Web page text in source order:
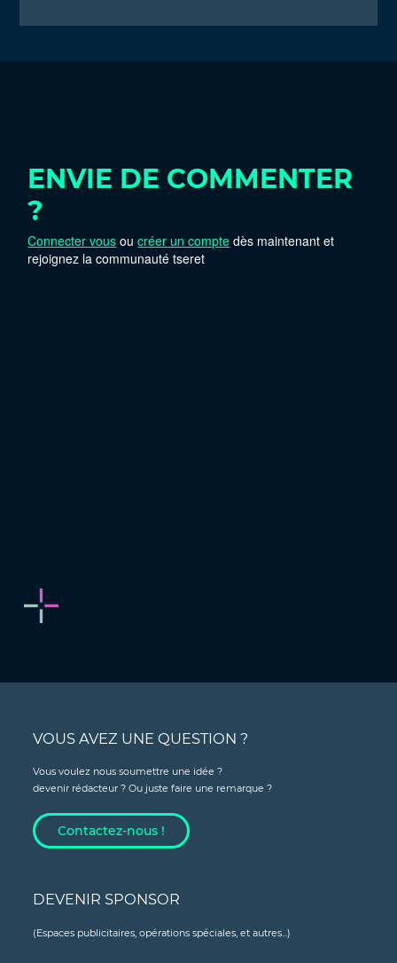
ENVIE DE COMMENTER
?
Connecter vous oucréer un compte dès maintenant et
rejoignez la communauté tseret
VOUS AVEZ UNE QUESTION ?
Vous voulez nous soumettre une idée ?
devenir rédacteur ? Ou juste faire une remarque ?
Contactez-nous !
DEVENIR SPONSOR
(Espaces publicitaires, opérations spéciales, et autres...)